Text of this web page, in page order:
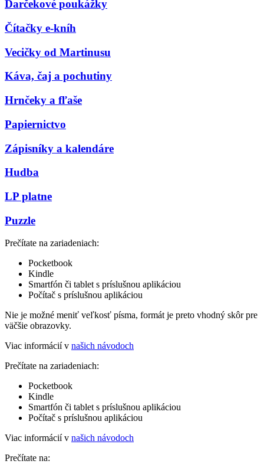
Darčekové poukážky
Čítačky e-kníh
Vecičky od Martinusu
Káva, čaj a pochutiny
Hrnčeky a fľaše
Papiernictvo
Zápisníky a kalendáre
Hudba
LP platne
Puzzle
Prečítate na zariadeniach:
Pocketbook
Kindle
Smartfón či tablet s príslušnou aplikáciou
Počítač s príslušnou aplikáciou
Nie je možné meniť veľkosť písma, formát je preto vhodný skôr pre
väčšie obrazovky.
Viac informácií v našich návodoch
Prečítate na zariadeniach:
Pocketbook
Kindle
Smartfón či tablet s príslušnou aplikáciou
Počítač s príslušnou aplikáciou
Viac informácií v našich návodoch
Prečítate na: